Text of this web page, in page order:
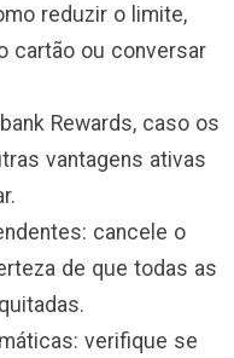
reduzir o limite,
cartão ou conversar
Rewards, caso os
vantagens ativas
cancele o
de que todas as
verifique se